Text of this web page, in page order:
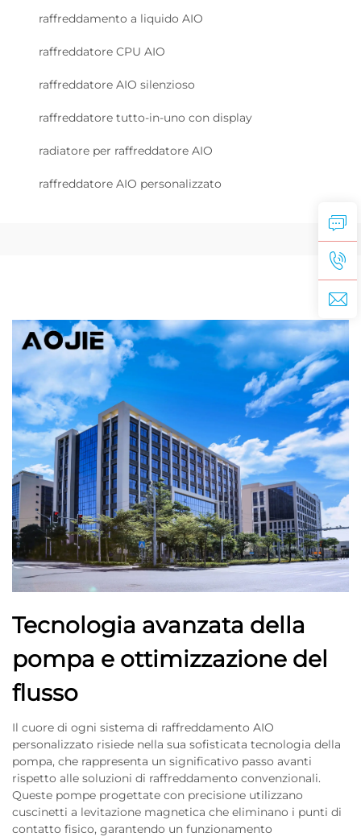
raffreddamento a liquido AIO
raffreddatore CPU AIO
raffreddatore AIO silenzioso
raffreddatore tutto-in-uno con display
radiatore per raffreddatore AIO
raffreddatore AIO personalizzato
Tecnologia avanzata della
pompa e ottimizzazione del
flusso
Il cuore di ogni sistema di raffreddamento AIO
personalizzato risiede nella sua sofisticata tecnologia della
pompa, che rappresenta un significativo passo avanti
rispetto alle soluzioni di raffreddamento convenzionali.
Queste pompe progettate con precisione utilizzano
cuscinetti a levitazione magnetica che eliminano i punti di
contatto fisico, garantendo un funzionamento